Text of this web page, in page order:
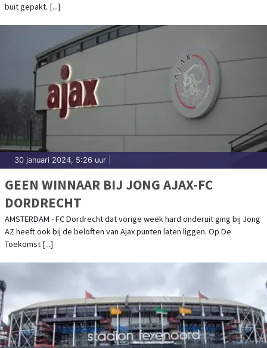
buit gepakt. [...]
30 januari 2024, 5:26 uur
GEEN WINNAAR BIJ JONG AJAX-FC
DORDRECHT
AMSTERDAM - FC Dordrecht dat vorige week hard onderuit ging bij Jong
AZ heeft ook bij de beloften van Ajax punten laten liggen. Op De
Toekomst [...]